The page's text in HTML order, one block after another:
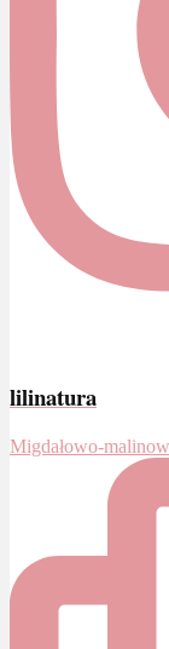
lilinatura
Migdałowo-